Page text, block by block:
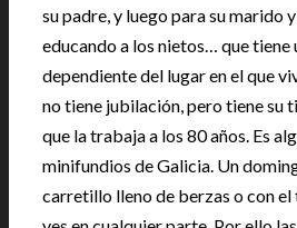
su padre, y luego para su marido
educando a los nietos… que
dependiente del lugar en el que
no tiene jubilación, pero tiene su
que la trabaja a los 80 años. Es
minifundios de Galicia. Un
carretillo lleno de berzas o con